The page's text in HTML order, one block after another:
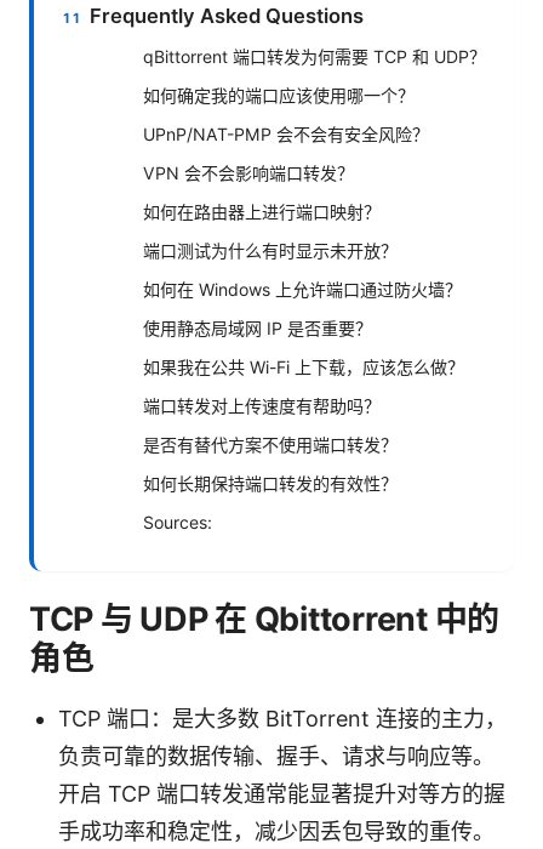
Frequently Asked Questions
qBittorrent 端口转发为何需要 TCP 和 UDP？
如何确定我的端口应该使用哪一个？
UPnP/NAT-PMP 会不会有安全风险？
VPN 会不会影响端口转发？
如何在路由器上进行端口映射？
端口测试为什么有时显示未开放？
如何在 Windows 上允许端口通过防火墙？
使用静态局域网 IP 是否重要？
如果我在公共 Wi-Fi 上下载，应该怎么做？
端口转发对上传速度有帮助吗？
是否有替代方案不使用端口转发？
如何长期保持端口转发的有效性？
Sources:
TCP 与 UDP 在 Qbittorrent 中的
角色
TCP 端口：是大多数 BitTorrent 连接的主力，
负责可靠的数据传输、握手、请求与响应等。
开启 TCP 端口转发通常能显著提升对等方的握
手成功率和稳定性，减少因丢包导致的重传。